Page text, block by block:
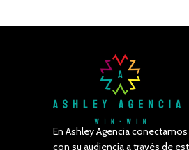
En Ashley Agencia
con su audiencia a través de